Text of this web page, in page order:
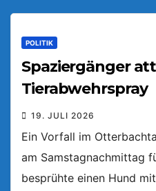
POLITIK
Spaziergänger
Tierabwehrspray
19. JULI 2026
Ein Vorfall im
am Samstagnachmittag
besprühte einen Hund